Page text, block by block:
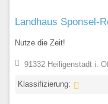
Landhaus Sponsel-
Nutze die Zeit!
91332 Heiligenstadt i.
Klassifizierung: